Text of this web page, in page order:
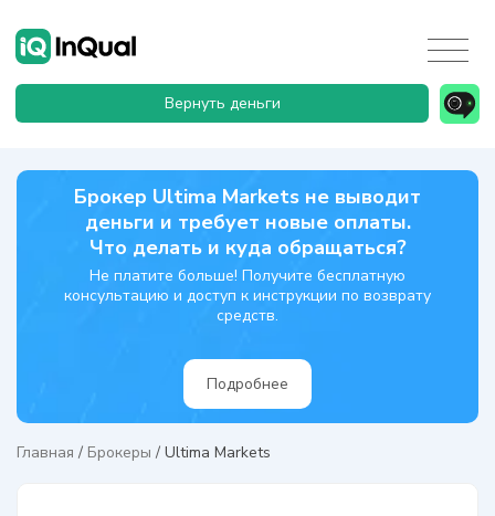
Вернуть деньги
Брокер Ultima Markets не выводит
деньги и требует новые оплаты.
Что делать и куда обращаться?
Не платите больше! Получите бесплатную
консультацию и доступ к инструкции по возврату
средств.
Подробнее
Главная / Брокеры / Ultima Markets